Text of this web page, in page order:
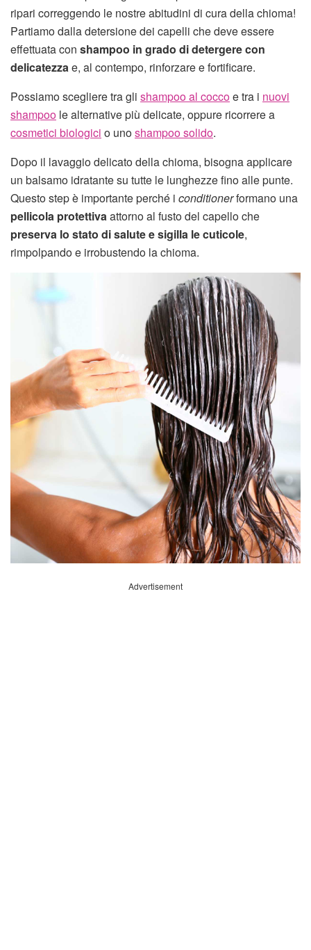
ripari correggendo le nostre abitudini di cura della chioma!
Partiamo dalla detersione dei capelli che deve essere
effettuata con shampoo in grado di detergere con
delicatezza e, al contempo, rinforzare e fortificare.
Possiamo scegliere tra gli shampoo al coccoe tra i nuovi
shampoo le alternative più delicate, oppure ricorrere a
cosmetici biologici o unoshampoo solido.
Dopo il lavaggio delicato della chioma, bisogna applicare
un balsamo idratante su tutte le lunghezze fino alle punte.
Questo step è importante perché i conditionerformano una
pellicola protettiva attorno al fusto del capello che
preserva lo stato di salute e sigilla le cuticole,
rimpolpando e irrobustendo la chioma.
Advertisement